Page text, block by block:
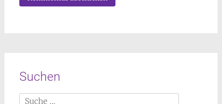
Suchen
Suche